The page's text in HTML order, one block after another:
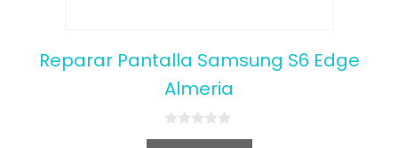
Reparar Pantalla Samsung S6 Edge
Almeria
0